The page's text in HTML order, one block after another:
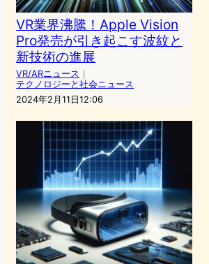
VR業界沸騰！Apple Vision
Pro発売が引き起こす波紋と
新技術の進展
VR/ARニュース ｜
テクノロジーと社会ニュース
2024年2月11日12:06